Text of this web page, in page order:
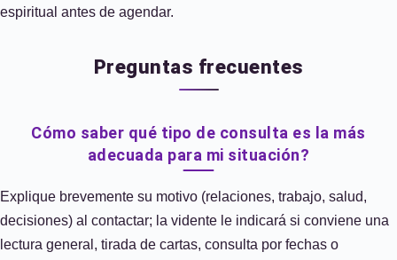
espiritual antes de agendar.
Preguntas frecuentes
Cómo saber qué tipo de consulta es la más
adecuada para mi situación?
Explique brevemente su motivo (relaciones, trabajo, salud,
decisiones) al contactar; la vidente le indicará si conviene una
lectura general, tirada de cartas, consulta por fechas o